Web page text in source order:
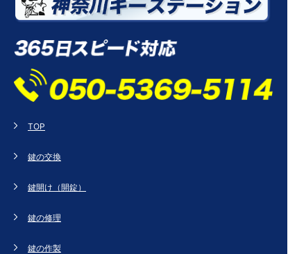
TOP
鍵の交換
鍵開け（開錠）
鍵の修理
鍵の作製